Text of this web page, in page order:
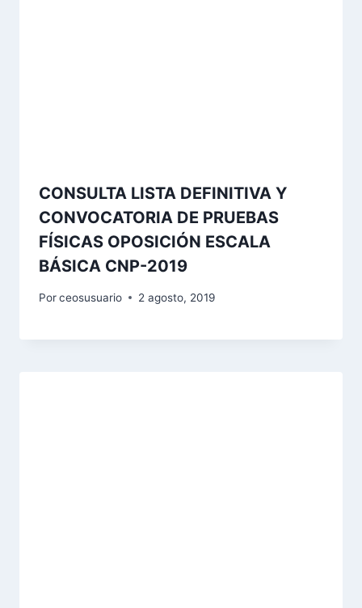
CONSULTA LISTA DEFINITIVA Y
CONVOCATORIA DE PRUEBAS
FÍSICAS OPOSICIÓN ESCALA
BÁSICA CNP-2019
Porceosusuario 2 agosto, 2019